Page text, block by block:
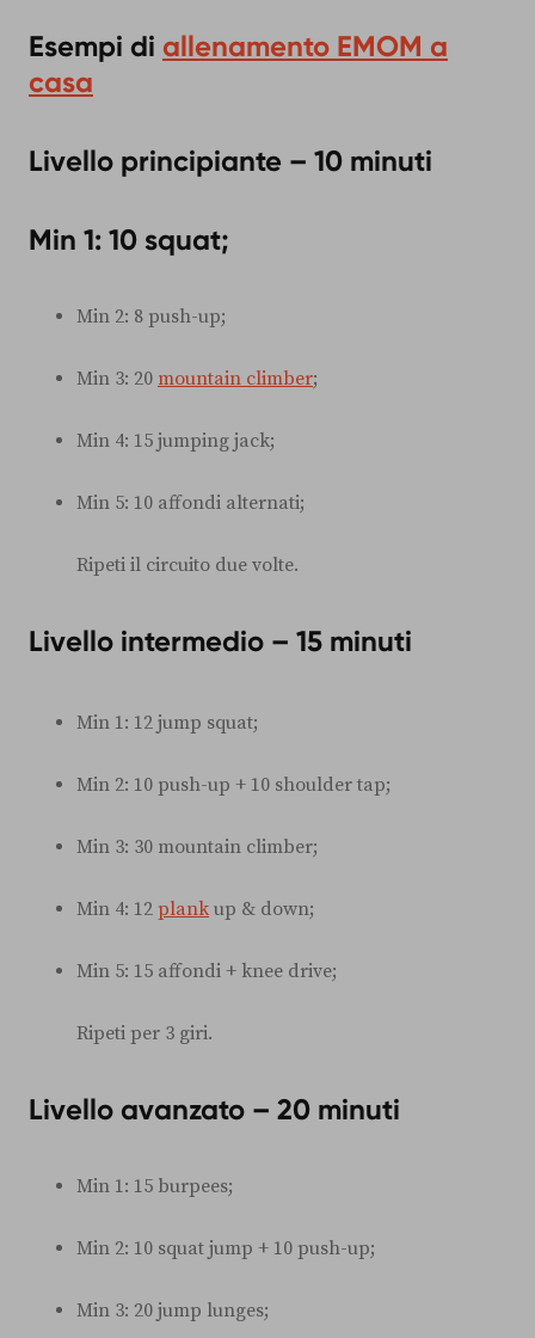
Esempi di allenamento EMOM a
casa
Livello principiante – 10 minuti
Min 1: 10 squat;
Min 2: 8 push-up;
Min 3: 20 mountain climber;
Min 4: 15 jumping jack;
Min 5: 10 affondi alternati;
Ripeti il circuito due volte.
Livello intermedio – 15 minuti
Min 1: 12 jump squat;
Min 2: 10 push-up + 10 shoulder tap;
Min 3: 30 mountain climber;
Min 4: 12 plank up & down;
Min 5: 15 affondi + knee drive;
Ripeti per 3 giri.
Livello avanzato – 20 minuti
Min 1: 15 burpees;
Min 2: 10 squat jump + 10 push-up;
Min 3: 20 jump lunges;